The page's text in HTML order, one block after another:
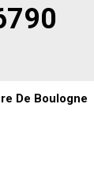
De Boulogne